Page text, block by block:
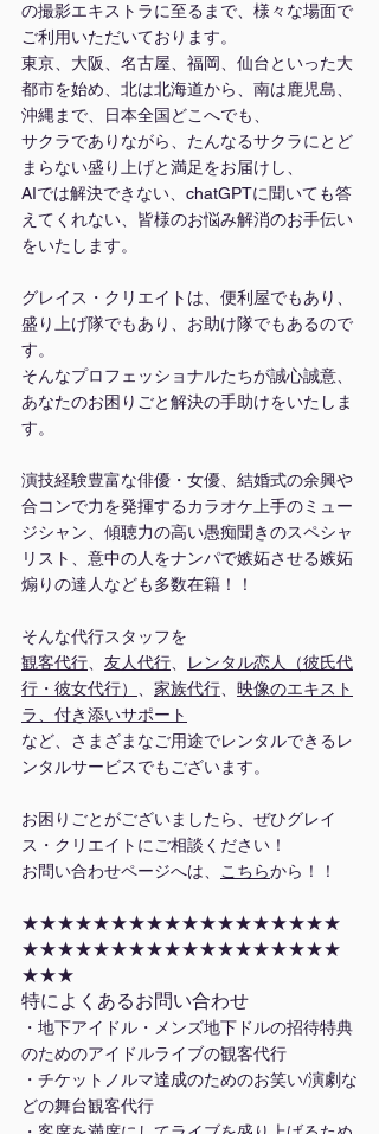
の撮影エキストラに至るまで、様々な場面で
ご利用いただいております。
東京、大阪、名古屋、福岡、仙台といった大
都市を始め、北は北海道から、南は鹿児島、
沖縄まで、日本全国どこへでも、
サクラでありながら、たんなるサクラにとど
まらない盛り上げと満足をお届けし、
AIでは解決できない、chatGPTに聞いても答
えてくれない、皆様のお悩み解消のお手伝い
をいたします。
グレイス・クリエイトは、便利屋でもあり、
盛り上げ隊でもあり、お助け隊でもあるので
す。
そんなプロフェッショナルたちが誠心誠意、
あなたのお困りごと解決の手助けをいたしま
す。
演技経験豊富な俳優・女優、結婚式の余興や
合コンで力を発揮するカラオケ上手のミュー
ジシャン、傾聴力の高い愚痴聞きのスペシャ
リスト、意中の人をナンパで嫉妬させる嫉妬
煽りの達人なども多数在籍！！
そんな代行スタッフを
観客代行、 友人代行、
レンタル恋人（彼氏代
行・彼女代行） 、 家族代行、 映像のエキスト
ラ、付き添いサポート
など、さまざまなご用途でレンタルできるレ
ンタルサービスでもございます。
お困りごとがございましたら、ぜひグレイ
ス・クリエイトにご相談ください！
お問い合わせページへは、 こちらから！！
★★★★★★★★★★★★★★★★★★
★★★★★★★★★★★★★★★★★★
★★★
特によくあるお問い合わせ
・地下アイドル・メンズ地下ドルの招待特典
のためのアイドルライブの観客代行
・チケットノルマ達成のためのお笑い/演劇な
どの舞台観客代行